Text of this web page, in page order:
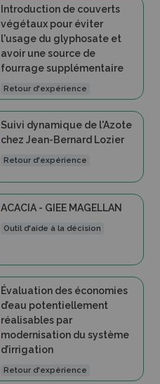
Introduction de couverts
végétaux pour éviter
l'usage du glyphosate et
avoir une source de
fourrage supplémentaire
Retour d'expérience
Suivi dynamique de l'Azote
chez Jean-Bernard Lozier
Retour d'expérience
ACACIA - GIEE MAGELLAN
Outil d'aide à la décision
Évaluation des économies
d’eau potentiellement
réalisables par
modernisation du système
d’irrigation
Retour d'expérience